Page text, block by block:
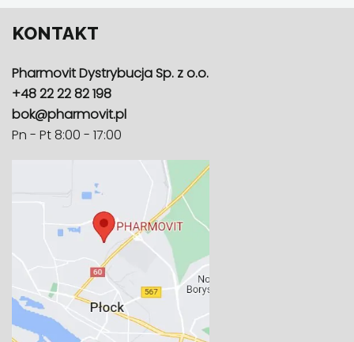
KONTAKT
Pharmovit Dystrybucja Sp. z o.o.
+48 22 22 82 198
bok@pharmovit.pl
Pn - Pt 8:00 - 17:00